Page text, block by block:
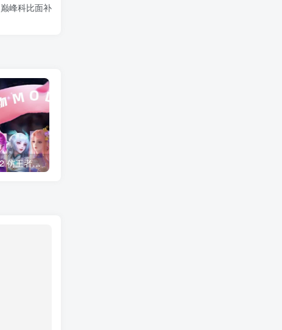
NBA2K21 巅峰科比面补
AI少女/HS2甜心选择2 仿王者荣耀人物卡全合集打包